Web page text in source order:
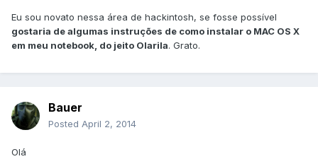
Eu sou novato nessa área de hackintosh, se fosse possível
gostaria de algumas instruções de como instalar o MAC OS X
em meu notebook, do jeito Olarila. Grato.
Bauer
Posted April 2, 2014
Olá